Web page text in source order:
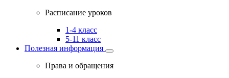
Расписание уроков
1-4 класс
5-11 класс
Полезная информация
Права и обращения